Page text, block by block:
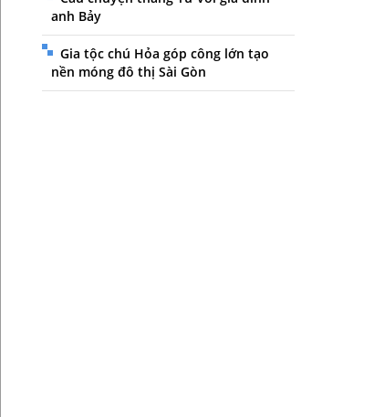
anh Bảy
Gia tộc chú Hỏa góp công lớn tạo
nền móng đô thị Sài Gòn